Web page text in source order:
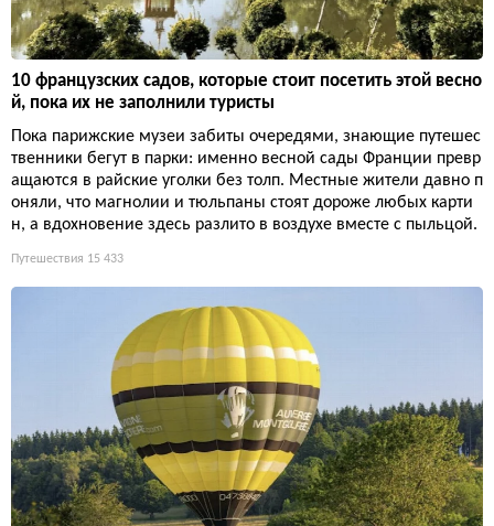
10 французских садов, которые стоит посетить этой весно
й, пока их не заполнили туристы
Пока парижские музеи забиты очередями, знающие путешес
твенники бегут в парки: именно весной сады Франции превр
ащаются в райские уголки без толп. Местные жители давно п
оняли, что магнолии и тюльпаны стоят дороже любых карти
н, а вдохновение здесь разлито в воздухе вместе с пыльцой.
Путешествия 15 433